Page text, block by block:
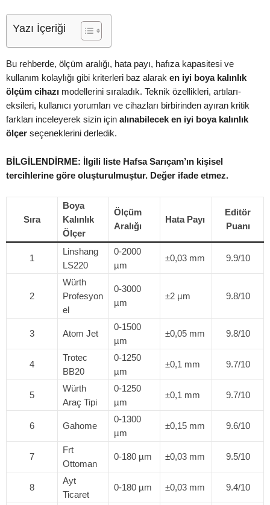
Yazı İçeriği
Bu rehberde, ölçüm aralığı, hata payı, hafıza kapasitesi ve
kullanım kolaylığı gibi kriterleri baz alarak en iyi boya kalınlık
ölçüm cihazı modellerini sıraladık. Teknik özellikleri, artıları-
eksileri, kullanıcı yorumları ve cihazları birbirinden ayıran kritik
farkları inceleyerek sizin için alınabilecek en iyi boya kalınlık
ölçer seçeneklerini derledik.
BİLGİLENDİRME: İlgili liste Hafsa Sarıçam’ın kişisel
tercihlerine göre oluşturulmuştur. Değer ifade etmez.
Sıra
Boya
Kalınlık
Ölçer
Ölçüm
Aralığı
Hata Payı
Editör
Puanı
1
Linshang
LS220
0-2000
µm
±0,03 mm 9.9/10
2
Würth
Profesyon
el
0-3000
µm
±2 µm 9.8/10
3 Atom Jet
0-1500
µm
±0,05 mm 9.8/10
4
Trotec
BB20
0-1250
µm
±0,1 mm 9.7/10
5
Würth
Araç Tipi
0-1250
µm
±0,1 mm 9.7/10
6 Gahome
0-1300
µm
±0,15 mm 9.6/10
7
Frt
Ottoman
0-180 µm ±0,03 mm 9.5/10
8
Ayt
Ticaret
0-180 µm ±0,03 mm 9.4/10